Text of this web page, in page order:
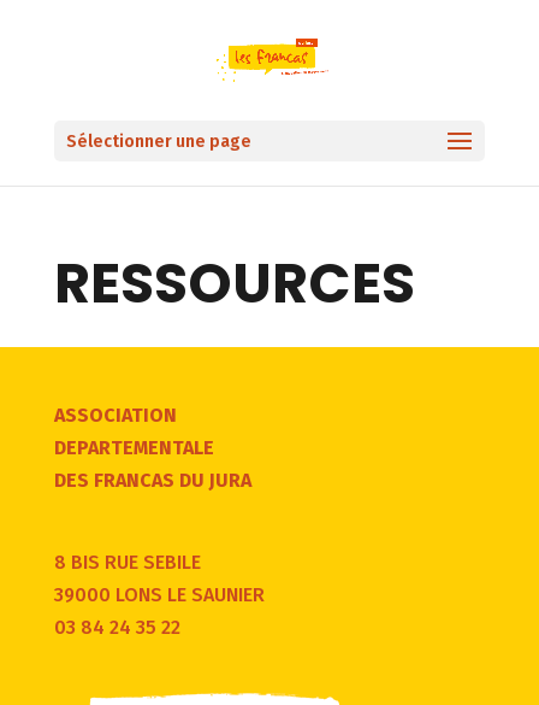
Sélectionner une page
RESSOURCES
ASSOCIATION
DEPARTEMENTALE
DES FRANCAS DU JURA
8 BIS RUE SEBILE
39000 LONS LE SAUNIER
03 84 24 35 22